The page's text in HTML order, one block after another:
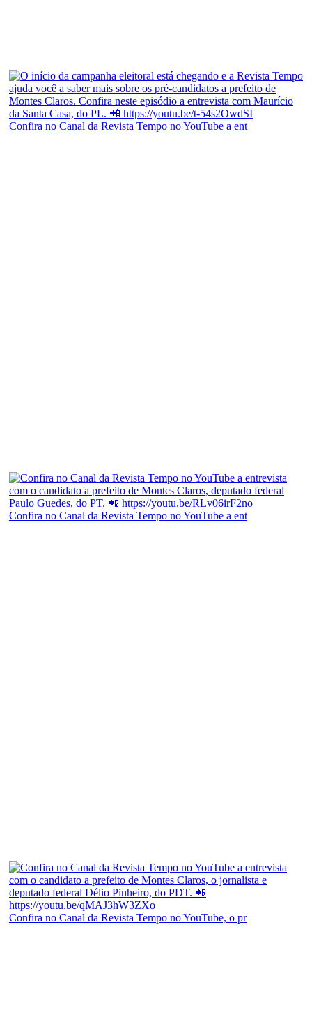
Confira no Canal da Revista Tempo no YouTube a ent
Confira no Canal da Revista Tempo no YouTube a ent
Confira no Canal da Revista Tempo no YouTube, o pr